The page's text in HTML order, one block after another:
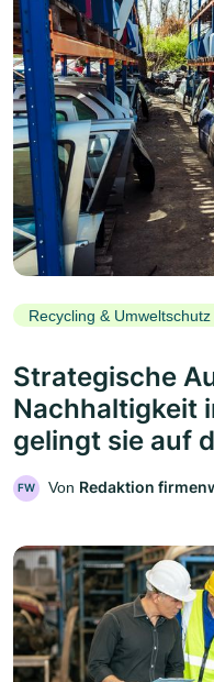
Recycling & Umweltschutz
Strategische
Nachhaltigkeit
gelingt sie auf
FW Von Redaktion